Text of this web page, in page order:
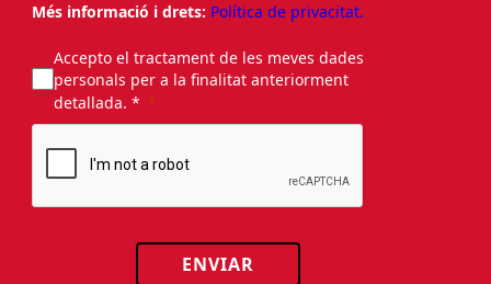
Més informació i drets: Política de privacitat.
Accepto el tractament de les meves dades
personals per a la finalitat anteriorment
detallada. *
ENVIAR